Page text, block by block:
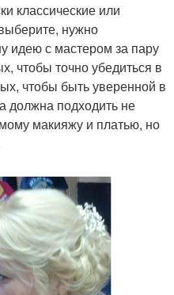
классические или
нужно
идею с мастером за пару
чтобы точно убедиться в
чтобы быть уверенной в
должна подходить не
макияжу и платью, но